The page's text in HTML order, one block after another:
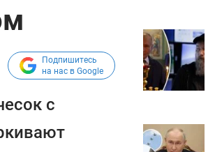
Подпишитесь
на нас в Google
с